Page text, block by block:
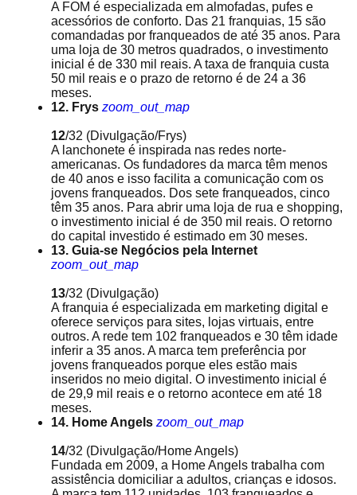
A FOM é especializada em almofadas, pufes e
acessórios de conforto. Das 21 franquias, 15 são
comandadas por franqueados de até 35 anos. Para
uma loja de 30 metros quadrados, o investimento
inicial é de 330 mil reais. A taxa de franquia custa
50 mil reais e o prazo de retorno é de 24 a 36
meses.
12. Frys zoom_out_map
12/32 (Divulgação/Frys)
A lanchonete é inspirada nas redes norte-
americanas. Os fundadores da marca têm menos
de 40 anos e isso facilita a comunicação com os
jovens franqueados. Dos sete franqueados, cinco
têm 35 anos. Para abrir uma loja de rua e shopping,
o investimento inicial é de 350 mil reais. O retorno
do capital investido é estimado em 30 meses.
13. Guia-se Negócios pela Internet
zoom_out_map
13/32 (Divulgação)
A franquia é especializada em marketing digital e
oferece serviços para sites, lojas virtuais, entre
outros. A rede tem 102 franqueados e 30 têm idade
inferir a 35 anos. A marca tem preferência por
jovens franqueados porque eles estão mais
inseridos no meio digital. O investimento inicial é
de 29,9 mil reais e o retorno acontece em até 18
meses.
14. Home Angels zoom_out_map
14/32 (Divulgação/Home Angels)
Fundada em 2009, a Home Angels trabalha com
assistência domiciliar a adultos, crianças e idosos.